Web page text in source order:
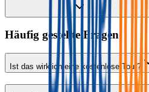
Häufig gestellte Fragen
Ist das wirklich eine kostenlose Tour?